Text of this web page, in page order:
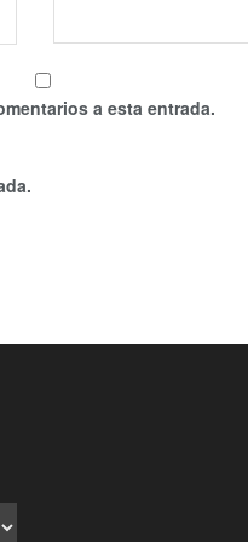
a esta entrada.